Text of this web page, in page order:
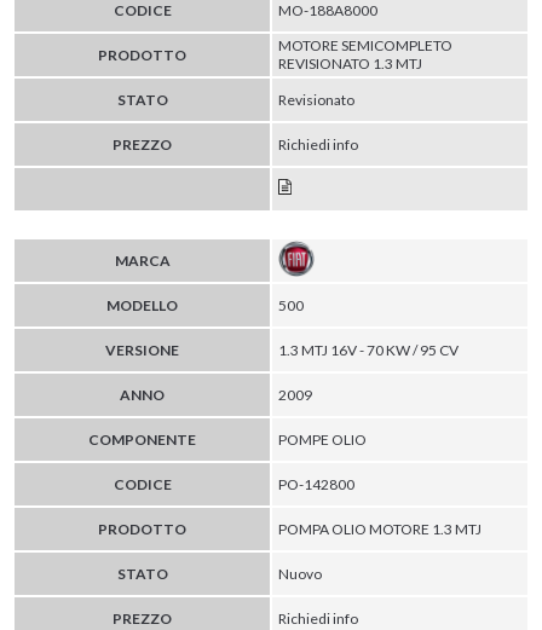
CODICE MO-188A8000
PRODOTTO
MOTORE SEMICOMPLETO
REVISIONATO 1.3 MTJ
STATO
Revisionato
PREZZO Richiedi info
MARCA
MODELLO 500
VERSIONE 1.3 MTJ 16V - 70 KW / 95 CV
ANNO 2009
COMPONENTE POMPE OLIO
CODICE PO-142800
PRODOTTO POMPA OLIO MOTORE 1.3 MTJ
STATO Nuovo
PREZZO Richiedi info